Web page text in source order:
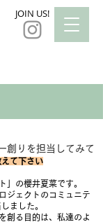
JOIN US!
創りを担当してみて
て下さい
」の櫻井夏菜です。
ジェクトのコミュニテ
ました。
創る目的は、私達のよ